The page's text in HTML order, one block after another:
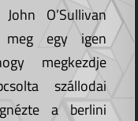
O’Sullivan
meg egy igen
megkezdje
szállodai
a berlini